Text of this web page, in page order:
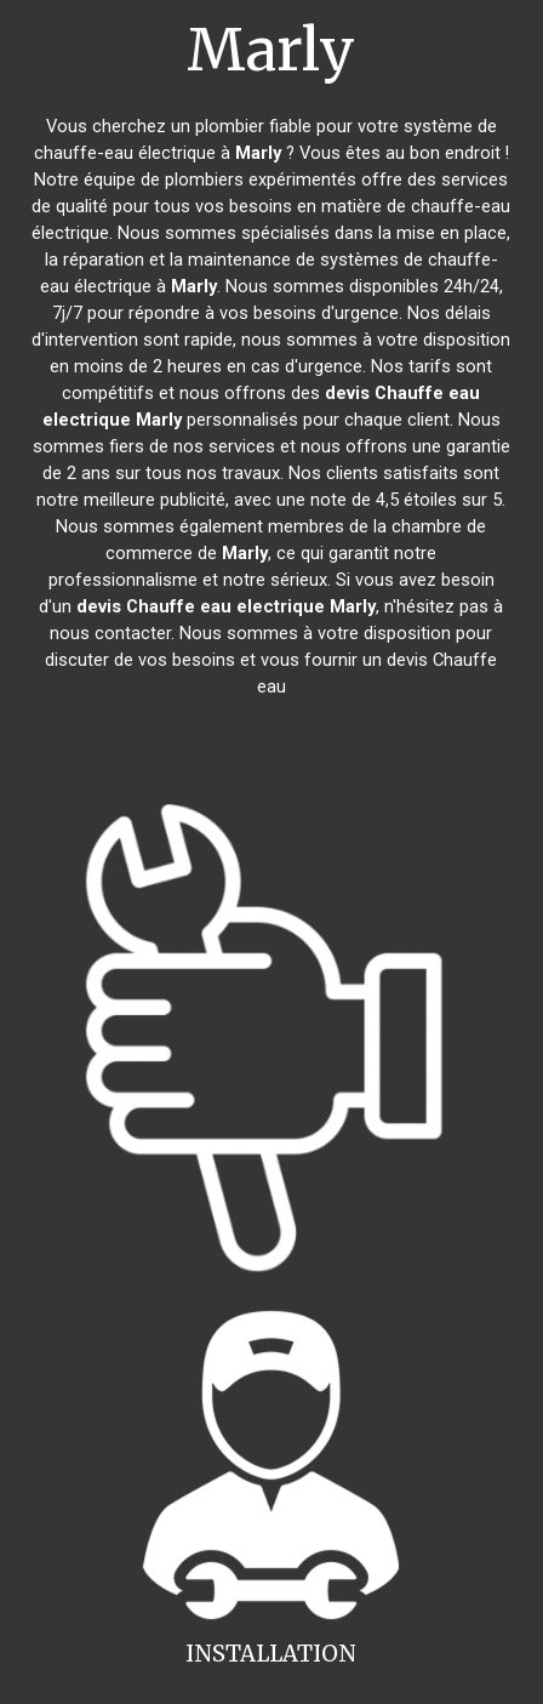
Marly
Vous cherchez un plombier fiable pour votre système de
chauffe-eau électrique à Marly? Vous êtes au bon endroit !
Notre équipe de plombiers expérimentés offre des services
de qualité pour tous vos besoins en matière de chauffe-eau
électrique. Nous sommes spécialisés dans la mise en place,
la réparation et la maintenance de systèmes de chauffe-
eau électrique à Marly. Nous sommes disponibles 24h/24,
7j/7 pour répondre à vos besoins d'urgence. Nos délais
d'intervention sont rapide, nous sommes à votre disposition
en moins de 2 heures en cas d'urgence. Nos tarifs sont
compétitifs et nous offrons des devis Chauffe eau
electrique Marlypersonnalisés pour chaque client. Nous
sommes fiers de nos services et nous offrons une garantie
de 2 ans sur tous nos travaux. Nos clients satisfaits sont
notre meilleure publicité, avec une note de 4,5 étoiles sur 5.
Nous sommes également membres de la chambre de
commerce de Marly, ce qui garantit notre
professionnalisme et notre sérieux. Si vous avez besoin
d'un devis Chauffe eau electrique Marly, n'hésitez pas à
nous contacter. Nous sommes à votre disposition pour
discuter de vos besoins et vous fournir un devis Chauffe
eau
INSTALLATION